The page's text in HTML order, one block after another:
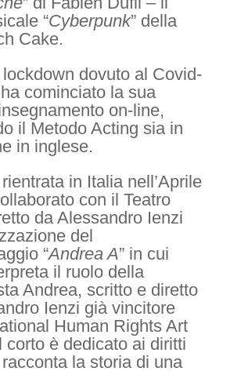
“Cyberpunk” della
Cake.
dovuto al Covid-
cominciato la sua
on-line,
il Metodo Acting sia in
in inglese.
in Italia nell’Aprile
con il Teatro
da Alessandro Ienzi
del
“Andrea A” in cui
il ruolo della
Andrea, scritto e diretto
Ienzi già vincitore
Human Rights Art
corto è dedicato ai diritti
la storia di una